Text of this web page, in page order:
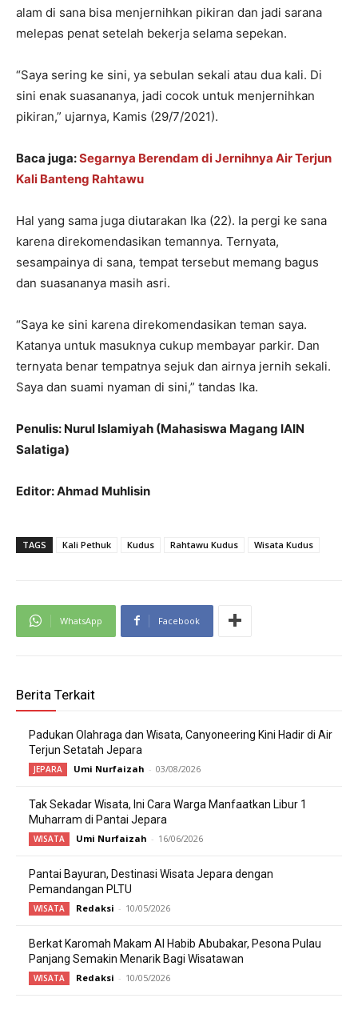
alam di sana bisa menjernihkan pikiran dan jadi sarana
melepas penat setelah bekerja selama sepekan.
“Saya sering ke sini, ya sebulan sekali atau dua kali. Di
sini enak suasananya, jadi cocok untuk menjernihkan
pikiran,” ujarnya, Kamis (29/7/2021).
Baca juga:Segarnya Berendam di Jernihnya Air Terjun
Kali Banteng Rahtawu
Hal yang sama juga diutarakan Ika (22). Ia pergi ke sana
karena direkomendasikan temannya. Ternyata,
sesampainya di sana, tempat tersebut memang bagus
dan suasananya masih asri.
“Saya ke sini karena direkomendasikan teman saya.
Katanya untuk masuknya cukup membayar parkir. Dan
ternyata benar tempatnya sejuk dan airnya jernih sekali.
Saya dan suami nyaman di sini,” tandas Ika.
Penulis: Nurul Islamiyah (Mahasiswa Magang IAIN
Salatiga)
Editor: Ahmad Muhlisin
TAGS Kali Pethuk Kudus Rahtawu Kudus Wisata Kudus
WhatsApp Facebook
Berita Terkait
Padukan Olahraga dan Wisata, Canyoneering Kini Hadir di Air
Terjun Setatah Jepara
JEPARA Umi Nurfaizah - 03/08/2026
Tak Sekadar Wisata, Ini Cara Warga Manfaatkan Libur 1
Muharram di Pantai Jepara
WISATA Umi Nurfaizah - 16/06/2026
Pantai Bayuran, Destinasi Wisata Jepara dengan
Pemandangan PLTU
WISATA Redaksi - 10/05/2026
Berkat Karomah Makam Al Habib Abubakar, Pesona Pulau
Panjang Semakin Menarik Bagi Wisatawan
WISATA Redaksi - 10/05/2026